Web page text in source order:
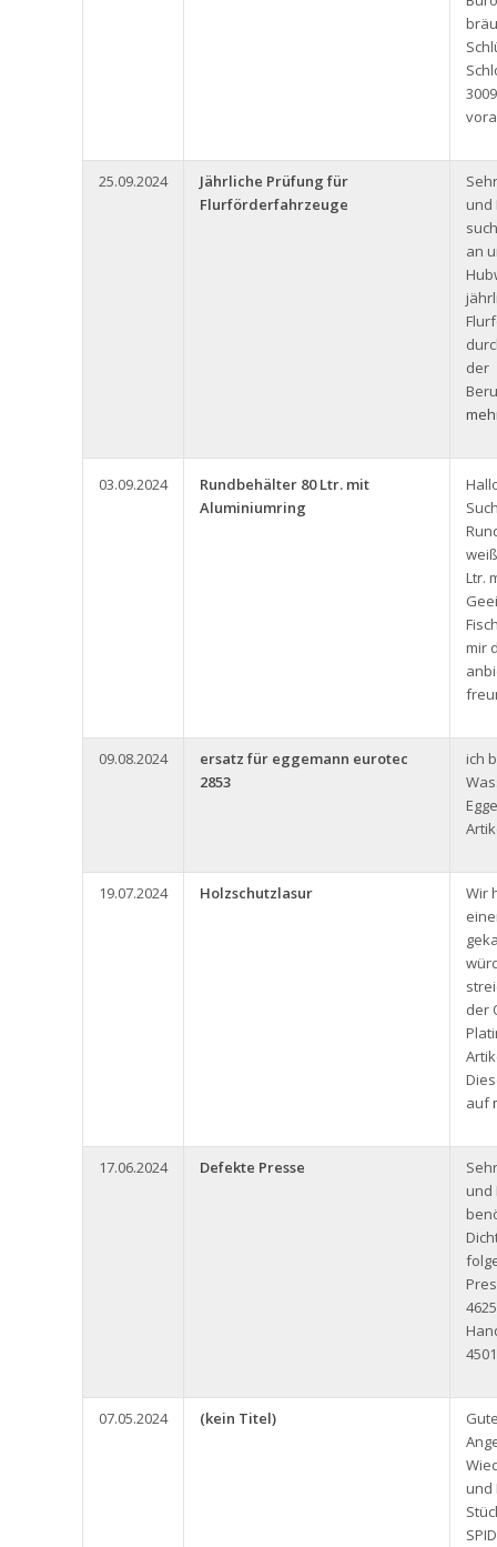
25.09.2024
Jährliche Prüfung für
Flurförderfahrzeuge
und
an
der
03.09.2024
Rundbehälter 80 Ltr. mit
Aluminiumring
Ltr.
mir
09.08.2024
ersatz für eggemann eurotec
2853
ich
19.07.2024 Holzschutzlasur
Wir
der
auf
17.06.2024 Defekte Presse
und
07.05.2024 (kein Titel)
und